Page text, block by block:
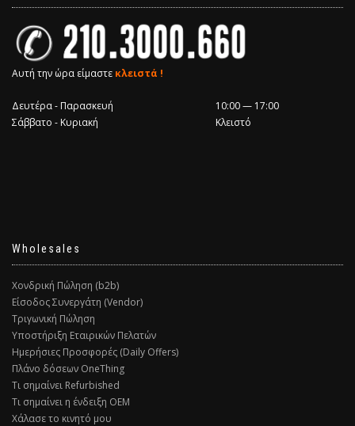
Αυτή την ώρα είμαστε κλειστά !
Δευτέρα - Παρασκευή
10:00 — 17:00
Σάββατο - Κυριακή
Κλειστό
Wholesales
Χονδρική Πώληση (b2b)
Είσοδος Συνεργάτη (Vendor)
Τριγωνική Πώληση
Υποστήριξη Εταιρικών Πελατών
Ημερήσιες Προσφορές (Daily Offers)
Πλάνο δόσεων OneThing
Τι σημαίνει Refurbished
Τι σημαίνει η ένδειξη ΟΕΜ
Χάλασε το κινητό μου